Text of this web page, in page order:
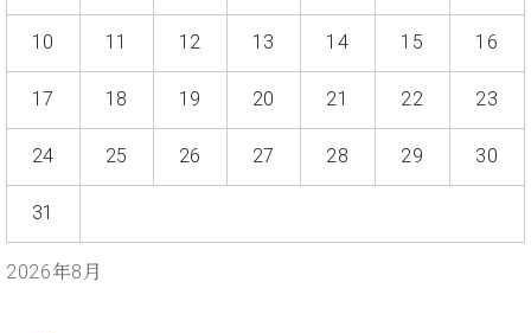
ヒ
ュ
イ
サ
ヒ
ン・
シ
ュ
ー
レ
ス
ン
イ
ベ
ン
ベヒ
シュ
シュ
ーレ
音楽
教室
会
社
内
お
問
合
せ
2026年8月
10 11 12 13 14 15 16
17 18 19 20 21 22 23
24 25 26 27 28 29 30
31